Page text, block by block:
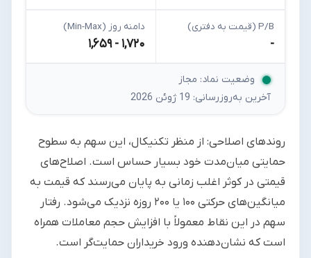
P/B (قیمت به دفتری)
-
دامنه روز (Min-Max)
۱,۶۵۹ - ۱,۷۲۰
وضعیت نماد: مجاز
آخرین به‌روزرسانی: 19 ژوئن 2026
روندهای اصلاحی: از منظر تکنیکال، این سهم به سطوح
حمایتی میان‌مدت خود بسیار حساس است. اصلاح‌های
قیمتی در کوثر اغلب زمانی به پایان می‌رسند که قیمت به
میانگین‌های حرکتی ۱۰۰ یا ۲۰۰ روزه نزدیک می‌شود. رفتار
سهم در این نقاط معمولاً با افزایش حجم معاملات همراه
است که نشان‌دهنده ورود خریداران حمایت‌گر است.